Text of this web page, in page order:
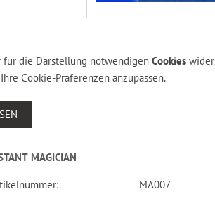
für die Darstellung notwendigen Cookies
Ihre Cookie-Präferenzen anzupassen.
MAGICIAN
MA007